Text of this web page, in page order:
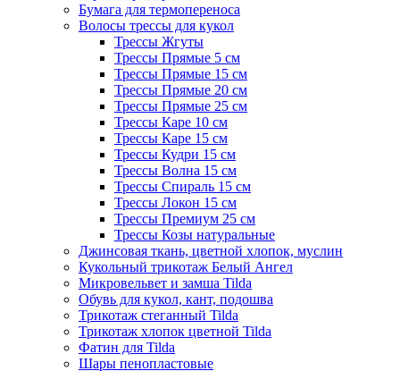
Бумага для термопереноса
Волосы трессы для кукол
Трессы Жгуты
Трессы Прямые 5 см
Трессы Прямые 15 см
Трессы Прямые 20 см
Трессы Прямые 25 см
Трессы Каре 10 см
Трессы Каре 15 см
Трессы Кудри 15 см
Трессы Волна 15 см
Трессы Спираль 15 см
Трессы Локон 15 см
Трессы Премиум 25 см
Трессы Козы натуральные
Джинсовая ткань, цветной хлопок, муслин
Кукольный трикотаж Белый Ангел
Микровельвет и замша Tilda
Обувь для кукол, кант, подошва
Трикотаж стеганный Tilda
Трикотаж хлопок цветной Tilda
Фатин для Tilda
Шары пенопластовые